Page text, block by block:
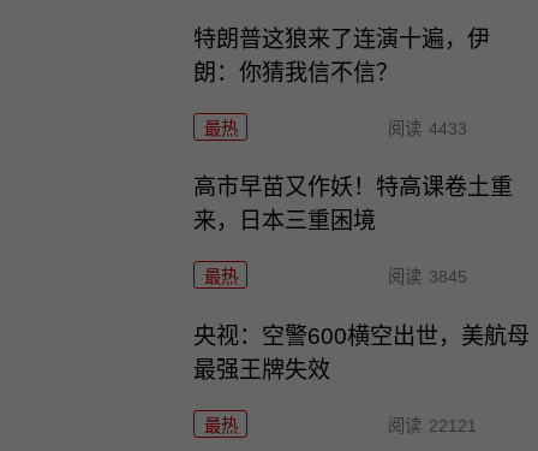
特朗普这狼来了连演十遍，伊
朗：你猜我信不信？
最热 阅读 4433
高市早苗又作妖！特高课卷土重
来，日本三重困境
最热 阅读 3845
央视：空警600横空出世，美航母
最强王牌失效
最热 阅读 22121